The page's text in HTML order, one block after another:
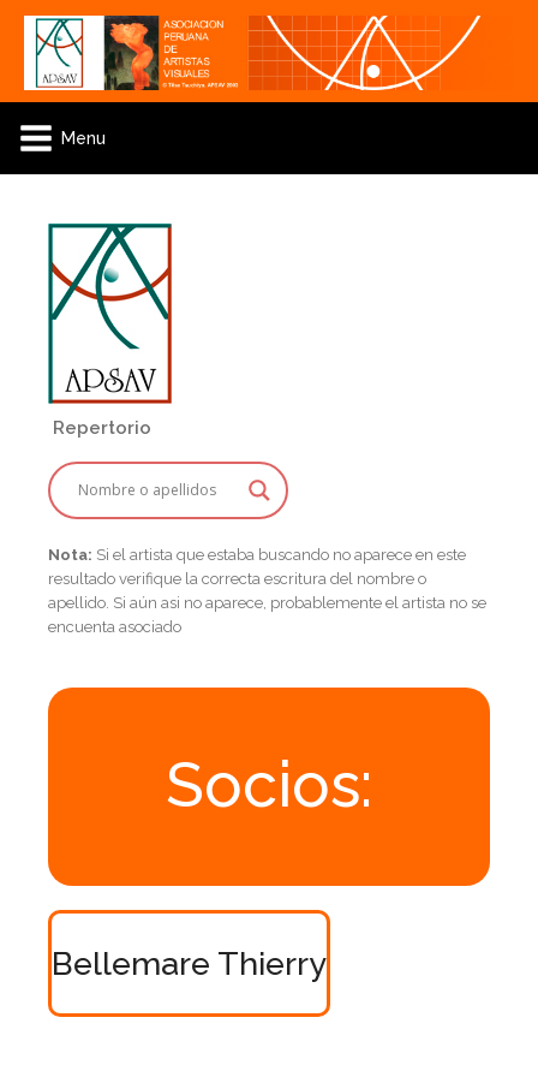
Menu
Repertorio
Nota: Si el artista que estaba buscando no aparece en este
resultado verifique la correcta escritura del nombre o
apellido. Si aún asi no aparece, probablemente el artista no se
encuenta asociado
Socios:
Bellemare Thierry